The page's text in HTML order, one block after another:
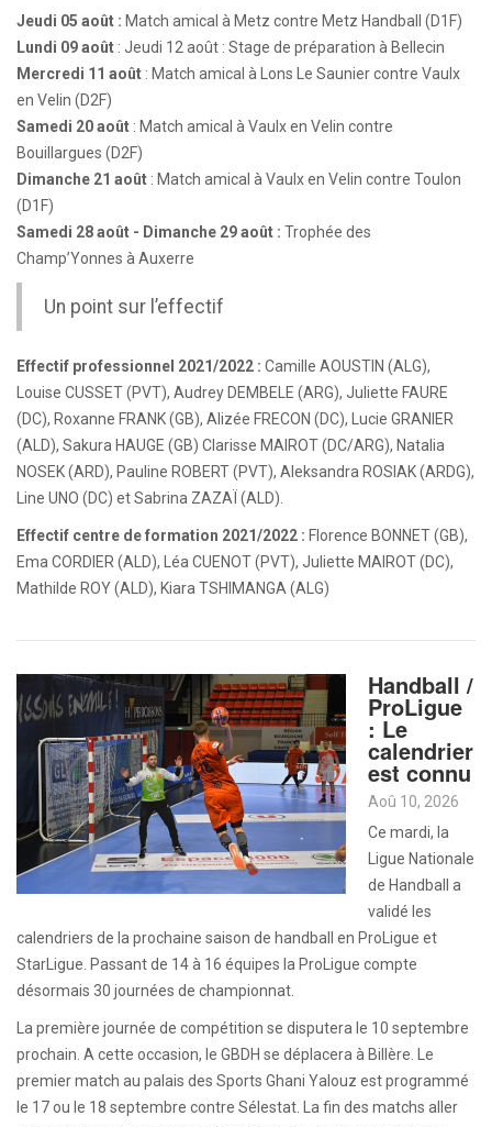
Jeudi 05 août : Match amical à Metz contre Metz Handball (D1F)
Lundi 09 août : Jeudi 12 août : Stage de préparation à Bellecin
Mercredi 11 août : Match amical à Lons Le Saunier contre Vaulx
en Velin (D2F)
Samedi 20 août : Match amical à Vaulx en Velin contre
Bouillargues (D2F)
Dimanche 21 août : Match amical à Vaulx en Velin contre Toulon
(D1F)
Samedi 28 août - Dimanche 29 août : Trophée des
Champ’Yonnes à Auxerre
Un point sur l’effectif
Effectif professionnel 2021/2022 : Camille AOUSTIN (ALG),
Louise CUSSET (PVT), Audrey DEMBELE (ARG), Juliette FAURE
(DC), Roxanne FRANK (GB), Alizée FRECON (DC), Lucie GRANIER
(ALD), Sakura HAUGE (GB) Clarisse MAIROT (DC/ARG), Natalia
NOSEK (ARD), Pauline ROBERT (PVT), Aleksandra ROSIAK (ARDG),
Line UNO (DC) et Sabrina ZAZAÏ (ALD).
Effectif centre de formation 2021/2022 : Florence BONNET (GB),
Ema CORDIER (ALD), Léa CUENOT (PVT), Juliette MAIROT (DC),
Mathilde ROY (ALD), Kiara TSHIMANGA (ALG)
Handball /
ProLigue
: Le
calendrier
est connu
Aoû 10, 2026
Ce mardi, la
Ligue Nationale
de Handball a
validé les
calendriers de la prochaine saison de handball en ProLigue et
StarLigue. Passant de 14 à 16 équipes la ProLigue compte
désormais 30 journées de championnat.
La première journée de compétition se disputera le 10 septembre
prochain. A cette occasion, le GBDH se déplacera à Billère. Le
premier match au palais des Sports Ghani Yalouz est programmé
le 17 ou le 18 septembre contre Sélestat. La fin des matchs aller